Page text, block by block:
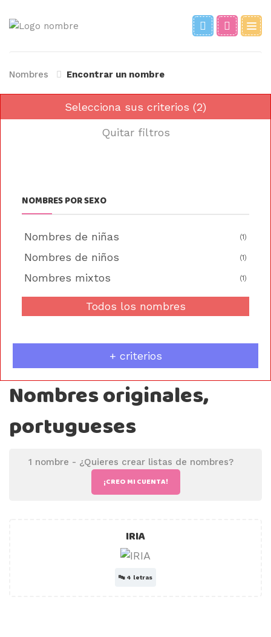
Nombres Encontrar un nombre
Selecciona sus criterios (2)
Quitar filtros
NOMBRES POR SEXO
Nombres de niñas (1)
Nombres de niños (1)
Nombres mixtos (1)
Todos los nombres
+ criterios
Nombres originales,
portugueses
1 nombre - ¿Quieres crear listas de nombres?
¡CREO MI CUENTA!
IRIA
🔤 4 letras